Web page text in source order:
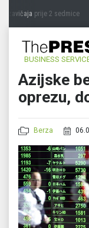
zavičajaprije 2 sedmice
BUSINESS
Azijske
oprezu,
Berza